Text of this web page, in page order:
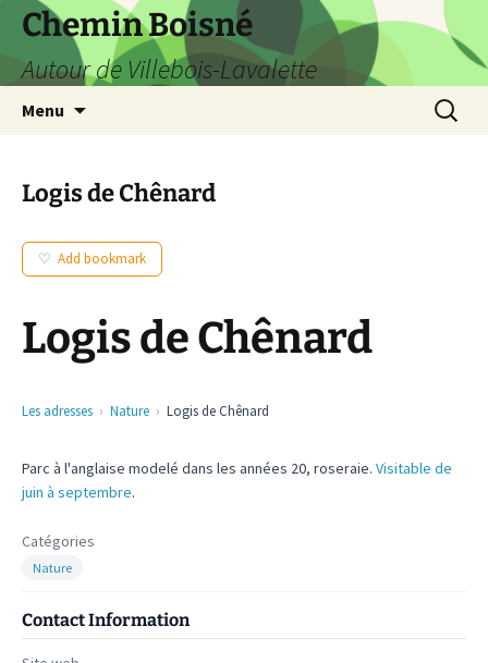
Aller
contenu
Chemin Boisné
Autour de Villebois-Lavalette
Menu
Logis de Chênard
Add bookmark
Logis de Chênard
Les adresses Nature Logis de Chênard
Parc à l'anglaise modelé dans les années 20, roseraie. Visitable de
juin à septembre.
Catégories
Nature
Contact Information